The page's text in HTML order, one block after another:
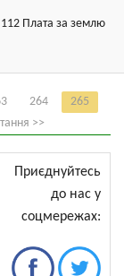
Плата за землю
264
265
>>
Приєднуйтесь
до нас у
соцмережах: